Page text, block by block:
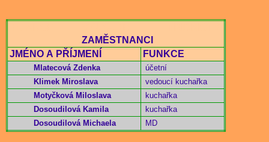
ZAMĚSTNANCI
JMÉNO A PŘÍJMENÍ
FUNKCE
Mlatecová Zdenka
účetní
Klimek Miroslava
vedoucí kuchařka
Motyčková Miloslava
kuchařka
Dosoudilová Kamila
kuchařka
Dosoudilová Michaela
MD